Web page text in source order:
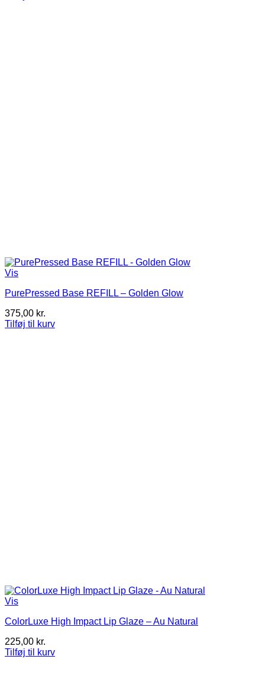
Vis
PurePressed Base REFILL – Golden Glow
375,00 kr.
Tilføj til kurv
Vis
ColorLuxe High Impact Lip Glaze – Au Natural
225,00 kr.
Tilføj til kurv